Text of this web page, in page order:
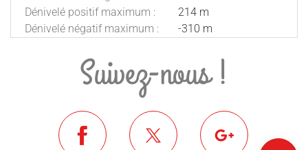
Dénivelé
Dénivelé positif maximum :
214 m
Dénivelé négatif maximum :
-310 m
Suivez-nous !